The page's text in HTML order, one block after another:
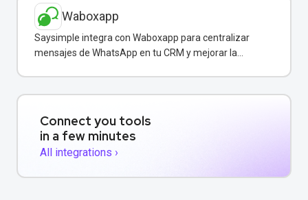
Waboxapp
Saysimple integra con Waboxapp para centralizar
mensajes de WhatsApp en tu CRM y mejorar la
Connect you tools
in a few minutes
All integrations ›